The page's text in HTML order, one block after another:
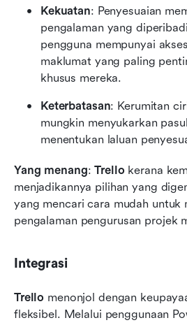
Kekuatan: Penyesuaian
pengalaman yang
pengguna mempunyai
maklumat yang paling
khusus mereka.
Keterbatasan: Kerumitan
mungkin menyukarkan
menentukan laluan
Yang menang: Trello kerana
menjadikannya pilihan yang
yang mencari cara mudah untuk
pengalaman pengurusan projek
Integrasi
Trello menonjol dengan
fleksibel. Melalui penggunaan